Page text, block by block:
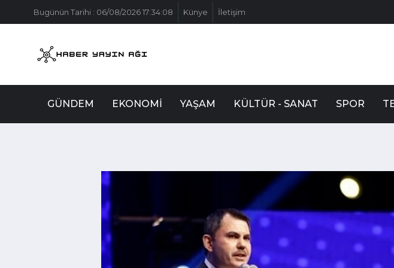
Bugünün Tarihi : 06/08/2026 17:34:08 Künye İletişim
GÜNDEM EKONOMI YAŞAM KÜLTÜR - SANAT SPOR